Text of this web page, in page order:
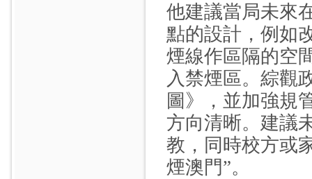
他建議當局未來
點的設計，例如
煙線作區隔的空
入禁煙區。綜觀
圖》，並加強規
方向清晰。建議
教，同時校方或
煙澳門”。